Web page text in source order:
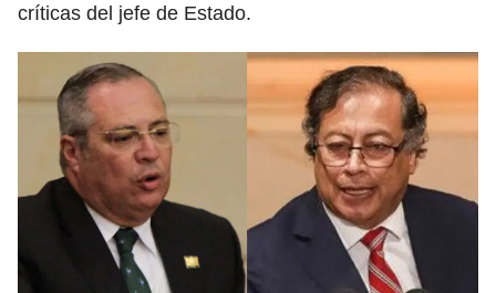
críticas del jefe de Estado.